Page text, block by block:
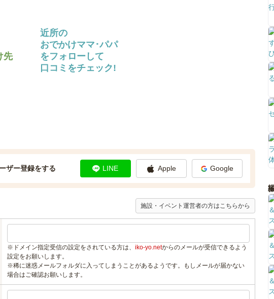
先
近所の
おでかけママ･パパ
をフォローして
口コミをチェック!
ザー登録をする LINE Apple Google
施設・イベント運営者の方はこちらから
※ドメイン指定受信の設定をされている方は、 iko-yo.netからのメールが受信できるよう
設定をお願いします。
※稀に迷惑メールフォルダに入ってしまうことがあるようです。もしメールが届かない
場合はご確認お願いします。